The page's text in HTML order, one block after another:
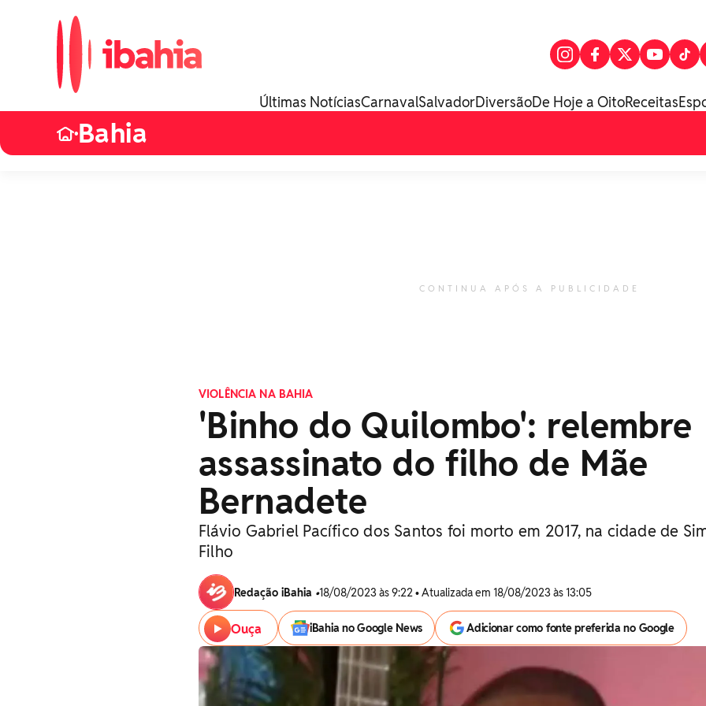
Últimas NotíciasCarnavalSalvadorDiversãoDe Hoje a OitoReceitas
•Bahia
CONTINUA APÓS A PUBLICIDADE
VIOLÊNCIA NA BAHIA
'Binho do Quilombo': relembre
assassinato do filho de Mãe
Bernadete
Flávio Gabriel Pacífico dos Santos foi morto em 2017, na cidade de
Filho
Redação iBahia •18/08/2023 às 9:22 • Atualizada em 18/08/2023 às 13:05
Ouça iBahia no Google News Adicionar como fonte preferida no Google